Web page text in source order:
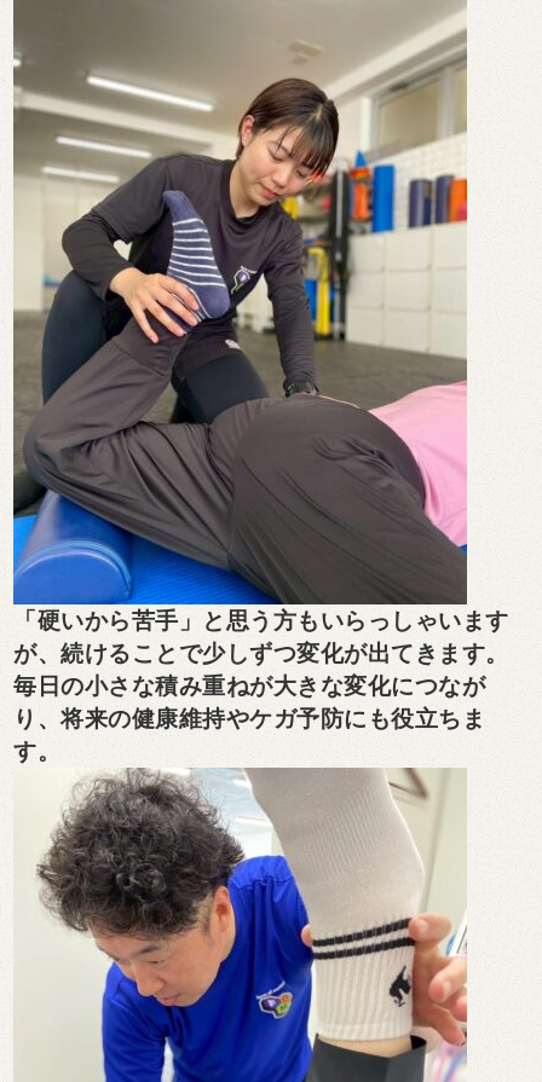
「硬いから苦手」と思う方もいらっしゃいます
が、続けることで少しずつ変化が出てきます。
毎日の小さな積み重ねが大きな変化につなが
り、将来の健康維持やケガ予防にも役立ちま
す。